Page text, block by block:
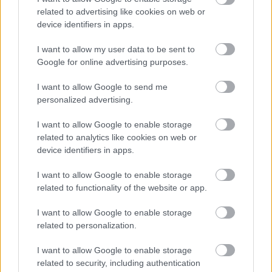
related to advertising like cookies on web or
device identifiers in apps.
I want to allow my user data to be sent to
Google for online advertising purposes.
I want to allow Google to send me
personalized advertising.
I want to allow Google to enable storage
related to analytics like cookies on web or
device identifiers in apps.
I want to allow Google to enable storage
related to functionality of the website or app.
I want to allow Google to enable storage
related to personalization.
I want to allow Google to enable storage
related to security, including authentication
Fernando Calero y Javi Puado son dudas para el partido
por molestias.
Virus FIFA: ¿Qué jugadores podrían rotar en la
jornada 4?
El temido Virus FIFA ataca de
nuevo y puede hacer estragos en
jornada. Varios jugadores
sudamericanos regresarán de
jugar con sus selecciones el
mañana y podrían tener este
descanso.
Getafe: Míchel confía en que Jankto estará disponible
Míchel ha informado en rueda de prensa sobre el estado del